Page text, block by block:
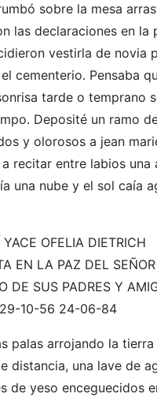
sobre la mesa
las declaraciones en
vestirla de novia
cementerio. Pensaba
tarde o temprano
Deposité un ramo
y olorosos a jean
recitar entre labios
una nube y el sol caía
YACE OFELIA DIETRICH
EN LA PAZ DEL SEÑOR
DE SUS PADRES Y
29-10-56 24-06-84
palas arrojando la
distancia, una lave de
de yeso enceguecidos